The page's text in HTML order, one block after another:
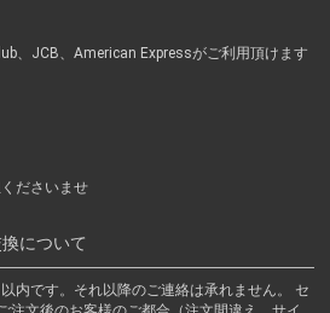
、JCB、American Expressがご利用頂けます
ださいませ
について
内です。それ以降のご連絡は承れません。 セ